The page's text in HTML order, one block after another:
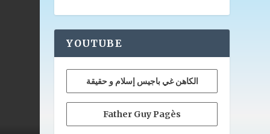
YOUTUBE
الكاهن غي باجيس إسلام و حقيقة
Father Guy Pagès